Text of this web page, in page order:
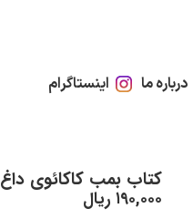
درباره ما اینستاگرام
کتاب بمب کاکائوی داغ
۱۹۰,۰۰۰ ریال